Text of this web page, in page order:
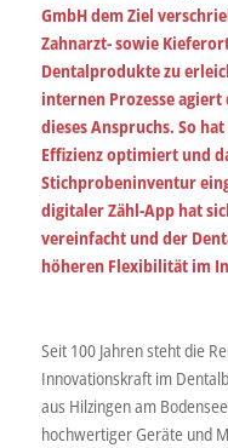
GmbH dem Ziel
Zahnarzt- sowie
Dentalprodukte zu
internen Prozesse agiert
dieses Anspruchs. So
Effizienz optimiert und
Stichprobeninventur
digitaler Zähl-App hat
vereinfacht und der
höheren Flexibilität im
Seit 100 Jahren steht die
Innovationskraft im
aus Hilzingen am
hochwertiger Geräte und